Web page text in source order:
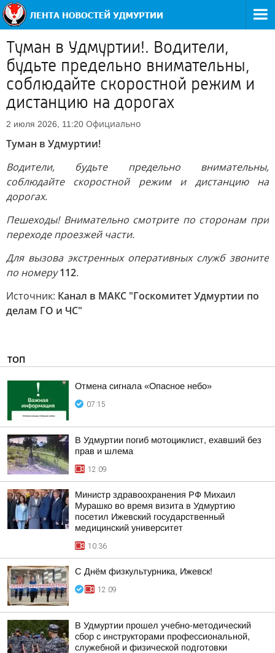
Туман в Удмуртии!. Водители,
будьте предельно внимательны,
соблюдайте скоростной режим и
дистанцию на дорогах
2 июля 2026, 11:20 Официально
Туман в Удмуртии!
Водители, будьте предельно внимательны,
соблюдайте скоростной режим и дистанцию на
дорогах.
Пешеходы! Внимательно смотрите по сторонам при
переходе проезжей части.
Для вызова экстренных оперативных служб звоните
по номеру112.
Источник: Канал в МАКС "Госкомитет Удмуртии по
делам ГО и ЧС"
ТОП
Отмена сигнала «Опасное небо»
07:15
В Удмуртии погиб мотоциклист, ехавший без
прав и шлема
12:09
Министр здравоохранения РФ Михаил
Мурашко во время визита в Удмуртию
посетил Ижевский государственный
медицинский университет
10:36
С Днём физкультурника, Ижевск!
12:09
В Удмуртии прошел учебно-методический
сбор с инструкторами профессиональной,
служебной и физической подготовки